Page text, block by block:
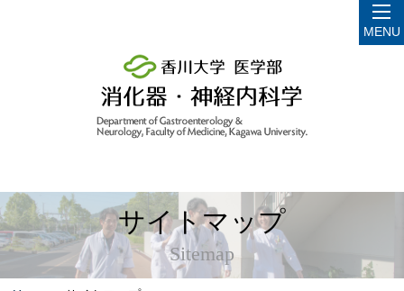
MENU
サイトマップ
Sitemap